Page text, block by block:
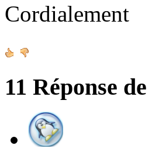
Cordialement
11 Réponse de